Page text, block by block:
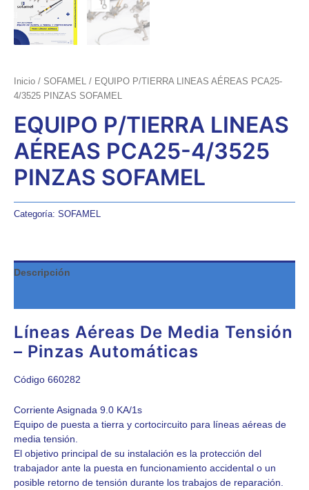
Inicio / SOFAMEL / EQUIPO P/TIERRA LINEAS AÉREAS PCA25-
4/3525 PINZAS SOFAMEL
EQUIPO P/TIERRA LINEAS
AÉREAS PCA25-4/3525
PINZAS SOFAMEL
Categoría: SOFAMEL
Descripción
Líneas Aéreas De Media Tensión
– Pinzas Automáticas
Código 660282
Corriente Asignada 9.0 KA/1s
Equipo de puesta a tierra y cortocircuito para líneas aéreas de
media tensión.
El objetivo principal de su instalación es la protección del
trabajador ante la puesta en funcionamiento accidental o un
posible retorno de tensión durante los trabajos de reparación.